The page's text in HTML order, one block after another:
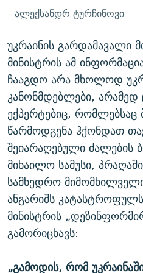
ალექსანდრ ტურჩინოვი
უკრაინის გარდამავალი
მინისტრის ამ
ჩააგდო არა მხოლოდ
კანონმდებლები,
ექპერტებიც, რომლებსაც
წარმოდგენა ჰქონდათ
შეიარაღებული ძალების
მიხაილო სამუსი,
სამხედრო
ანგარიშს
მინისტრის
გამორიცხავს:
„გამოდის, რომ